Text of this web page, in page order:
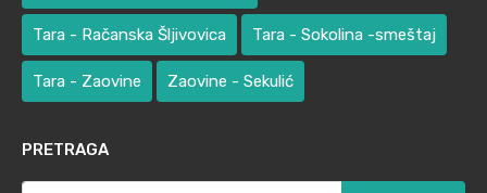
Tara - Račanska Šljivovica Tara - Sokolina -smeštaj
Tara - Zaovine Zaovine - Sekulić
PRETRAGA